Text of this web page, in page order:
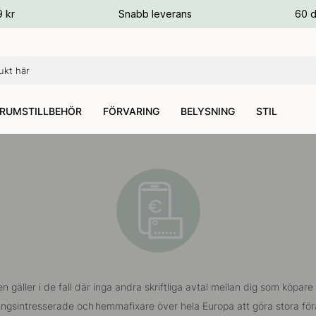
kr Snabb leverans 60
FÖRVARING BELYSNING STIL
gäller i de fall där inga andra skriftliga avtal mellan dig som
och hemmafixare över hela Europa att göra stora